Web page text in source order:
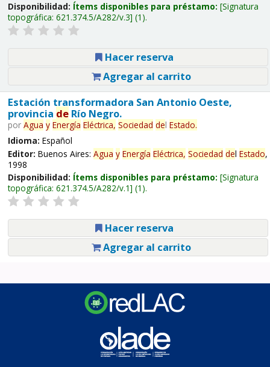
Disponibilidad: Ítems disponibles para préstamo: Signatura
topográfica: 621.374.5/A282/v.3 (1).
Hacer reserva
Agregar al carrito
Estación transformadora San Antonio Oeste,
provincia deRío Negro.
por Agua y Energía Eléctrica, Sociedad del Estado.
Idioma: Español
Editor: Buenos Aires: Agua y Energía Eléctrica, Sociedad del Estado,
1998
Disponibilidad: Ítems disponibles para préstamo: Signatura
topográfica: 621.374.5/A282/v.1 (1).
Hacer reserva
Agregar al carrito